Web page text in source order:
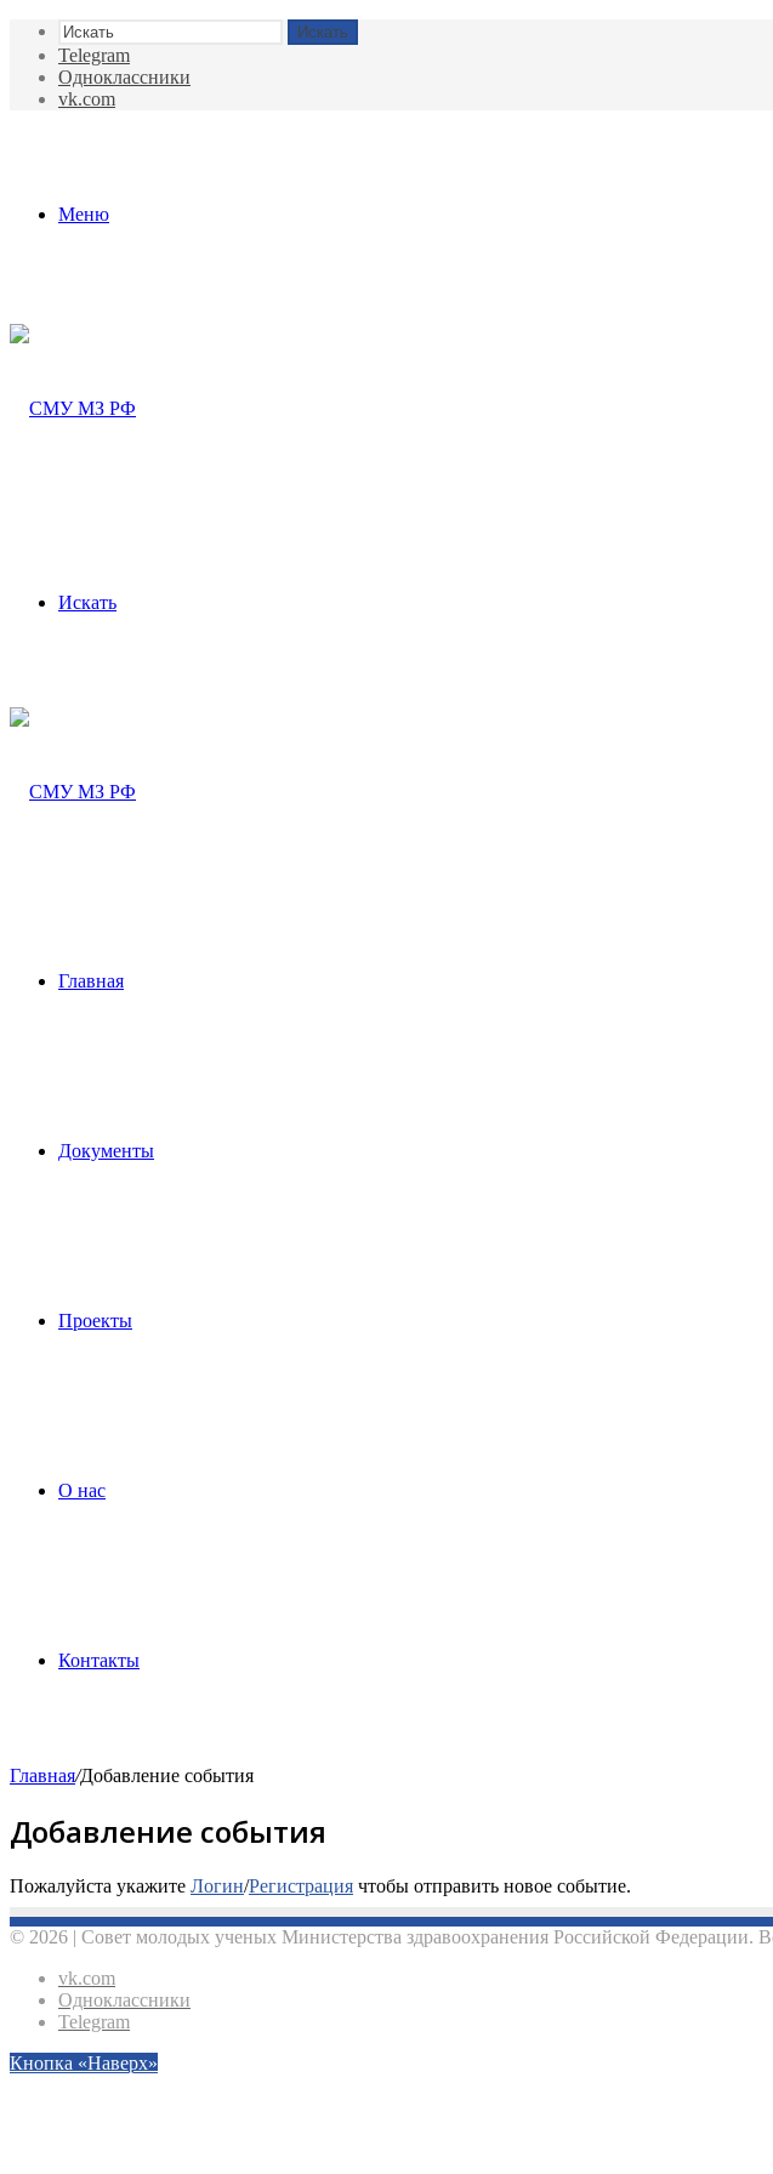
Искать
Telegram
Одноклассники
vk.com
Меню
Искать
Главная
Документы
Проекты
О нас
Контакты
Главная/Добавление события
Добавление события
Пожалуйста укажите Логин/Регистрация чтобы отправить новое событие.
© 2026 | Совет молодых ученых Министерства здравоохранения Российской Федерации.
vk.com
Одноклассники
Telegram
Кнопка «Наверх»